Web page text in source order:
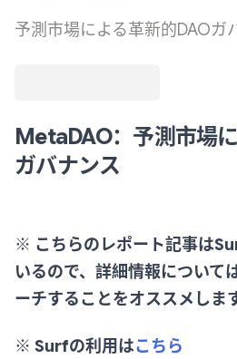
予測市場による革新的DAOガ
MetaDAO：予測市場
ガバナンス
※ こちらのレポート記事は
いるので、詳細情報について
ーチすることをオススメしま
※ Surfの利用はこちら